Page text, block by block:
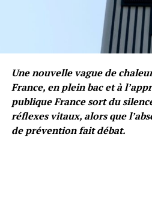
Une nouvelle vague de
France, en plein bac et à
publique France sort du
réflexes vitaux, alors que
de prévention fait débat.